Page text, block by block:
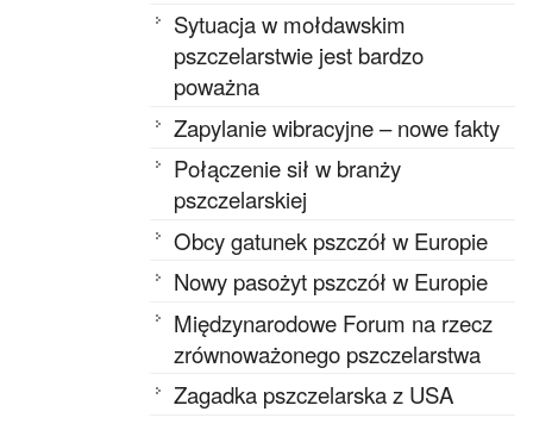
Sytuacja w mołdawskim
pszczelarstwie jest bardzo
poważna
Zapylanie wibracyjne – nowe fakty
Połączenie sił w branży
pszczelarskiej
Obcy gatunek pszczół w Europie
Nowy pasożyt pszczół w Europie
Międzynarodowe Forum na rzecz
zrównoważonego pszczelarstwa
Zagadka pszczelarska z USA